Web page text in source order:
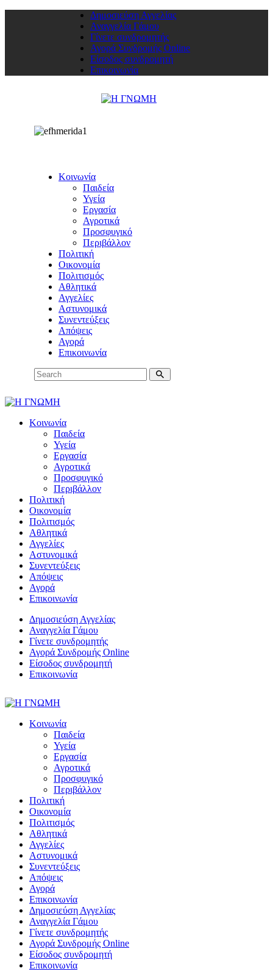
Δημοσιεύση Αγγελίας
Αναγγελία Γάμου
Γίνετε συνδρομητής
Αγορά Συνδρομής Online
Είσοδος συνδρομητή
Επικοινωνία
Κοινωνία
Παιδεία
Υγεία
Εργασία
Αγροτικά
Προσφυγικό
Περιβάλλον
Πολιτική
Οικονομία
Πολιτισμός
Αθλητικά
Αγγελίες
Αστυνομικά
Συνεντεύξεις
Απόψεις
Αγορά
Επικοινωνία
Κοινωνία
Παιδεία
Υγεία
Εργασία
Αγροτικά
Προσφυγικό
Περιβάλλον
Πολιτική
Οικονομία
Πολιτισμός
Αθλητικά
Αγγελίες
Αστυνομικά
Συνεντεύξεις
Απόψεις
Αγορά
Επικοινωνία
Δημοσιεύση Αγγελίας
Αναγγελία Γάμου
Γίνετε συνδρομητής
Αγορά Συνδρομής Online
Είσοδος συνδρομητή
Επικοινωνία
Κοινωνία
Παιδεία
Υγεία
Εργασία
Αγροτικά
Προσφυγικό
Περιβάλλον
Πολιτική
Οικονομία
Πολιτισμός
Αθλητικά
Αγγελίες
Αστυνομικά
Συνεντεύξεις
Απόψεις
Αγορά
Επικοινωνία
Δημοσιεύση Αγγελίας
Αναγγελία Γάμου
Γίνετε συνδρομητής
Αγορά Συνδρομής Online
Είσοδος συνδρομητή
Επικοινωνία